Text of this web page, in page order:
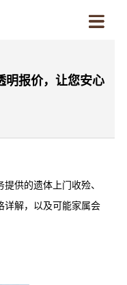
明报价，让您安心
提供的遗体上门收殓、
详解，以及可能家属会